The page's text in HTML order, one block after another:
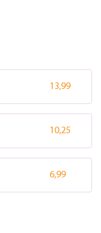
13,99
10,25
6,99